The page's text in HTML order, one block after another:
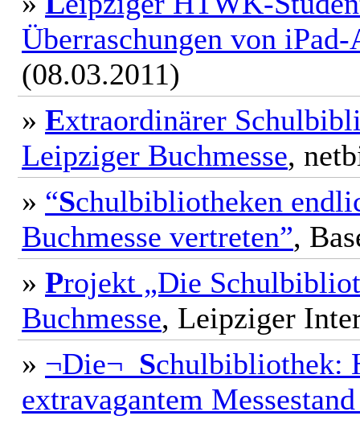
Überraschungen von
(08.03.2011)
» Extraordinärer
Leipziger Buchmesse,
» “Schulbibliotheken
Buchmesse vertreten”,
» Projekt „Die
Buchmesse, Leipziger
» ¬Die¬ Schulbibliothek:
extravagantem